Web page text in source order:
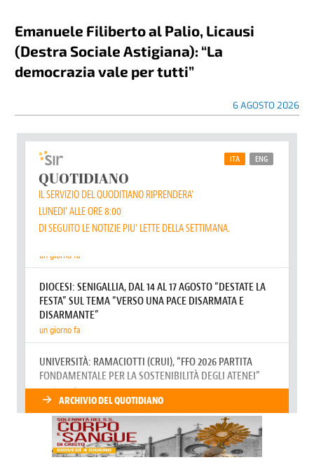
Emanuele Filiberto al Palio, Licausi
(Destra Sociale Astigiana): “La
democrazia vale per tutti”
6 AGOSTO 2026